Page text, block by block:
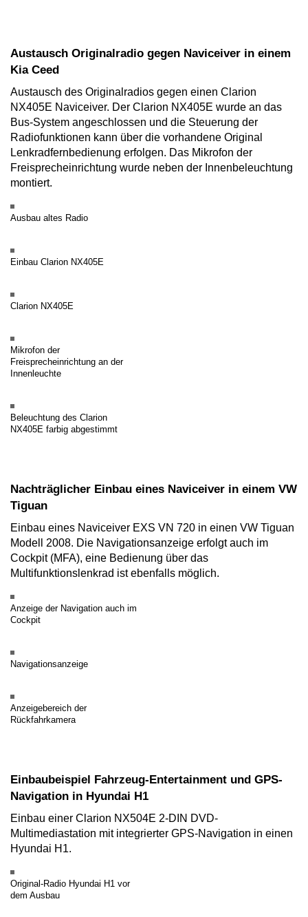
Austausch Originalradio gegen Naviceiver in einem
Kia Ceed
Austausch des Originalradios gegen einen Clarion
NX405E Naviceiver. Der Clarion NX405E wurde an das
Bus-System angeschlossen und die Steuerung der
Radiofunktionen kann über die vorhandene Original
Lenkradfernbedienung erfolgen. Das Mikrofon der
Freisprecheinrichtung wurde neben der Innenbeleuchtung
montiert.
Ausbau altes Radio
Einbau Clarion NX405E
Clarion NX405E
Mikrofon der
Freisprecheinrichtung an der
Innenleuchte
Beleuchtung des Clarion
NX405E farbig abgestimmt
Nachträglicher Einbau eines Naviceiver in einem VW
Tiguan
Einbau eines Naviceiver EXS VN 720 in einen VW Tiguan
Modell 2008. Die Navigationsanzeige erfolgt auch im
Cockpit (MFA), eine Bedienung über das
Multifunktionslenkrad ist ebenfalls möglich.
Anzeige der Navigation auch im
Cockpit
Navigationsanzeige
Anzeigebereich der
Rückfahrkamera
Einbaubeispiel Fahrzeug-Entertainment und GPS-
Navigation in Hyundai H1
Einbau einer Clarion NX504E 2-DIN DVD-
Multimediastation mit integrierter GPS-Navigation in einen
Hyundai H1.
Original-Radio Hyundai H1 vor
dem Ausbau